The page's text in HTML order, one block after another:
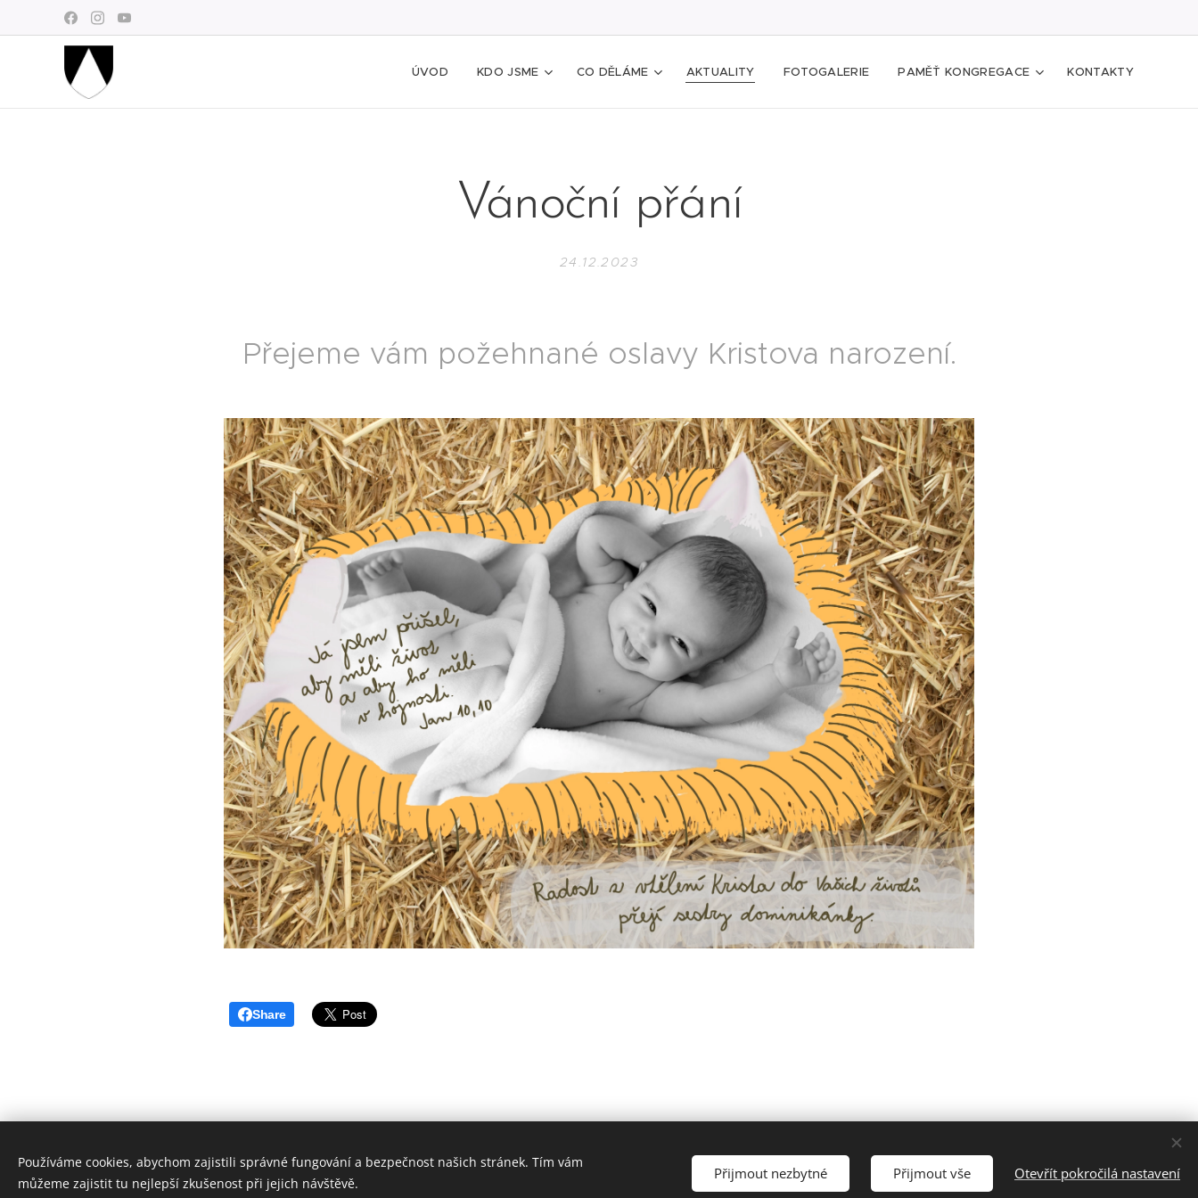
ÚVOD KDO JSME CO DĚLÁME AKTUALITY FOTOGALERIE PAMĚŤ KONGREGACE KONTAKTY
Vánoční přání
24.12.2023
Přejeme vám požehnané oslavy Kristova narození.
Share
© 2023 Česká kongregace sester dominikánek
Cookies
Používáme cookies, abychom zajistili správné fungování a bezpečnost našich stránek. Tím vám
můžeme zajistit tu nejlepší zkušenost při jejich návštěvě.
Přijmout nezbytné Přijmout vše Otevřít pokročilá nastavení